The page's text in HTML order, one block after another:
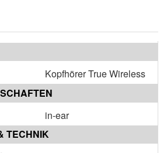
Kopfhörer True Wireless
in-ear
TECHNIK